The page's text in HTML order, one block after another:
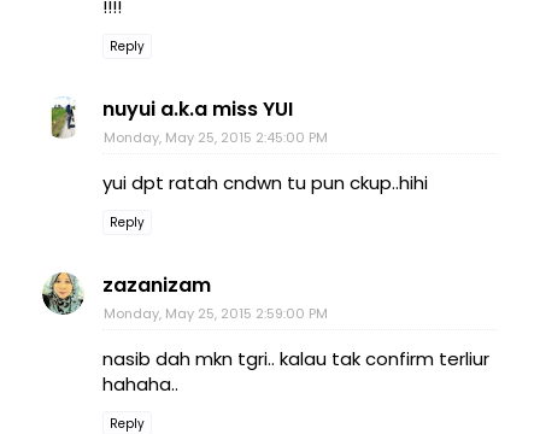
!!!!
Reply
nuyui a.k.a miss YUI
Monday, May 25, 2015 2:45:00 PM
yui dpt ratah cndwn tu pun ckup..hihi
Reply
zazanizam
Monday, May 25, 2015 2:59:00 PM
nasib dah mkn tgri.. kalau tak confirm terliur
hahaha..
Reply